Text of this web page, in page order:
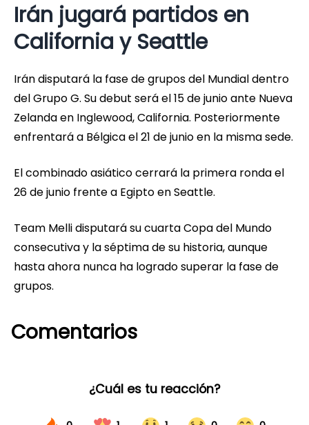
Irán jugará partidos en
California y Seattle
Irán disputará la fase de grupos del Mundial dentro
del Grupo G. Su debut será el 15 de junio ante Nueva
Zelanda en Inglewood, California. Posteriormente
enfrentará a Bélgica el 21 de junio en la misma sede.
El combinado asiático cerrará la primera ronda el
26 de junio frente a Egipto en Seattle.
Team Melli disputará su cuarta Copa del Mundo
consecutiva y la séptima de su historia, aunque
hasta ahora nunca ha logrado superar la fase de
grupos.
Comentarios